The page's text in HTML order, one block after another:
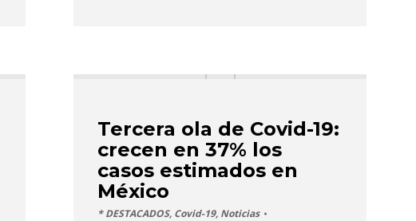
Tercera ola de Covid-19:
crecen en 37% los
casos estimados en
México
* DESTACADOS, Covid-19, Noticias